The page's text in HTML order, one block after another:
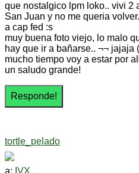
que nostalgico lpm loko.. vivi 2
San Juan y no me queria
a cap fed :s
muy buena foto viejo, lo malo
hay que ir a bañarse.. ¬¬ jajaja
mucho tiempo voy a estar por
un saludo grande!
tortle_pelado